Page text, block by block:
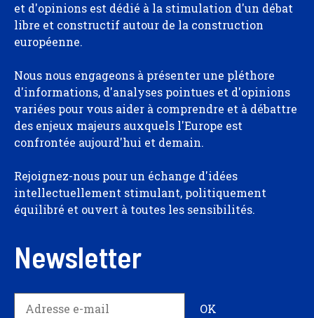
et d'opinions est dédié à la stimulation d'un débat
libre et constructif autour de la construction
européenne.
Nous nous engageons à présenter une pléthore
d'informations, d'analyses pointues et d'opinions
variées pour vous aider à comprendre et à débattre
des enjeux majeurs auxquels l'Europe est
confrontée aujourd'hui et demain.
Rejoignez-nous pour un échange d'idées
intellectuellement stimulant, politiquement
équilibré et ouvert à toutes les sensibilités.
Newsletter